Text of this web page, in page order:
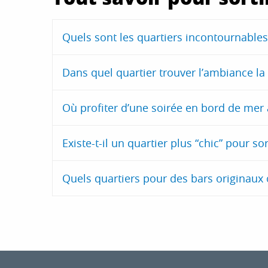
On n'enchaîne pas les volcans
Les Docs de l'été
Quels sont les quartiers
Dans quel quartier trouver l’ambiance
Où profiter d’une soirée en bord de mer
Existe-t-il un quartier plus “chic” pour
Quels quartiers pour des bars originaux